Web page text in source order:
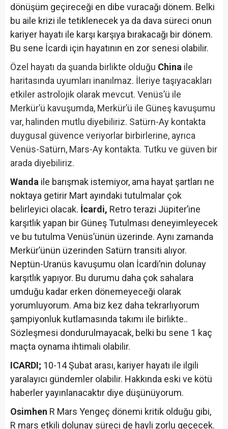
dönüşüm geçireceği en dibe vuracağı dönem. Belki
bu aile krizi ile tetiklenecek ya da dava süreci onun
kariyer hayatı ile karşı karşıya bırakacağı bir dönem.
Bu sene İcardi için hayatının en zor senesi olabilir.
Özel hayatı da şuanda birlikte olduğu China ile
haritasında uyumları inanılmaz. İleriye taşıyacakları
etkiler astrolojik olarak mevcut. Venüs’ü ile
Merkür’ü kavuşumda, Merkür’ü ile Güneş kavuşumu
var, halinden mutlu diyebiliriz. Satürn-Ay kontakta
duygusal güvence veriyorlar birbirlerine, ayrıca
Venüs-Satürn, Mars-Ay kontakta. Tutku ve güven bir
arada diyebiliriz.
Wanda ile barışmak istemiyor, ama hayat şartları ne
noktaya getirir Mart ayındaki tutulmalar çok
belirleyici olacak. İcardi, Retro terazi Jüpiter’ine
karşıtlık yapan bir Güneş Tutulması deneyimleyecek
ve bu tutulma Venüs’ünün üzerinde. Aynı zamanda
Merkür’ünün üzerinden Satürn transiti alıyor.
Neptün-Uranüs kavuşumu olan İcardi’nin dolunay
karşıtlık yapıyor. Bu durumu daha çok sahalara
umduğu kadar erken dönemeyeceği olarak
yorumluyorum. Ama biz kez daha tekrarlıyorum
şampiyonluk kutlamasında takımı ile birlikte..
Sözleşmesi dondurulmayacak, belki bu sene 1 kaç
maçta oynama ihtimali olabilir.
ICARDI; 10-14 Şubat arası, kariyer hayatı ile ilgili
yaralayıcı gündemler olabilir. Hakkında eski ve kötü
haberler yayınlanacaktır diye düşünüyorum.
Osimhen R Mars Yengeç dönemi kritik olduğu gibi,
R mars etkili dolunay süreci de hayli zorlu geçecek.